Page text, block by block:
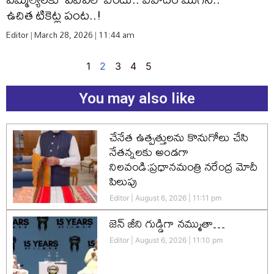
ఉచిత టికెట్ల పంట..!
Editor March 28, 2026 11:44 am
1 2 3 4 5
You may also like
చేనేత ఉత్పత్తులను కొనుగోలు చేసి
నేతన్నలకు అండగా
నిలవండి:ప్రధానమంత్రి నరేంద్ర మోదీ
పిలుపు
Editor August 6, 2026 11:11 pm
జెన్‌ జీని గుడ్డిగా నమ్ముతా…
Editor August 6, 2026 11:10 pm